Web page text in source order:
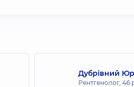
Дубрівний
Рентгенолог, 46